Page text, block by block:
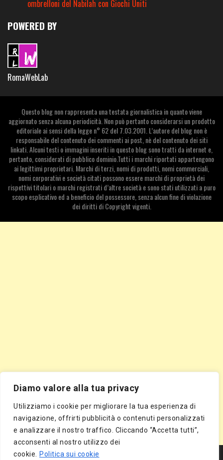
Diamo valore alla tua privacy
Utilizziamo i cookie per migliorare la tua esperienza di
navigazione, offrirti pubblicità o contenuti personalizzati
e analizzare il nostro traffico. Cliccando “Accetta tutti”,
acconsenti al nostro utilizzo dei
cookie.
Politica sui cookie
ombrelloni del Nabilah con Giochi Uniti
POWERED BY
RomaWebLab
Questo blog non rappresenta una testata giornalistica in quanto viene
aggiornato senza alcuna periodicità. Non può pertanto considerarsi un prodotto
editoriale ai sensi della legge n° 62 del 7.03.2001. L’autore del blog non è
responsabile del contenuto dei commenti ai post, nè del contenuto dei siti
linkati. Alcuni testi o immagini inseriti in questo blog sono tratti da internet e,
pertanto, considerati di pubblico dominio.Tutti i marchi riportati appartengono
ai legittimi proprietari. Marchi di terzi, nomi di prodotti, nomi commerciali,
nomi corporativi e società citati possono essere marchi di proprietà dei
rispettivi titolari o marchi registrati d’altre società e sono stati utilizzati a puro
scopo esplicativo ed a beneficio del possessore, senza alcun fine di violazione
dei diritti di Copyright vigenti.
Segnala Sito Gratis| Segnala Azienda Gratis